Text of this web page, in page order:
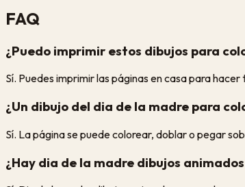
FAQ
¿Puedo imprimir estos dibujos para
Sí. Puedes imprimir las páginas en casa para
¿Un dibujo del dia de la madre para
Sí. La página se puede colorear, doblar o pegar
¿Hay dia de la madre dibujos